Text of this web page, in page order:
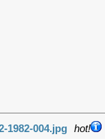
1982-004.jpg hot!